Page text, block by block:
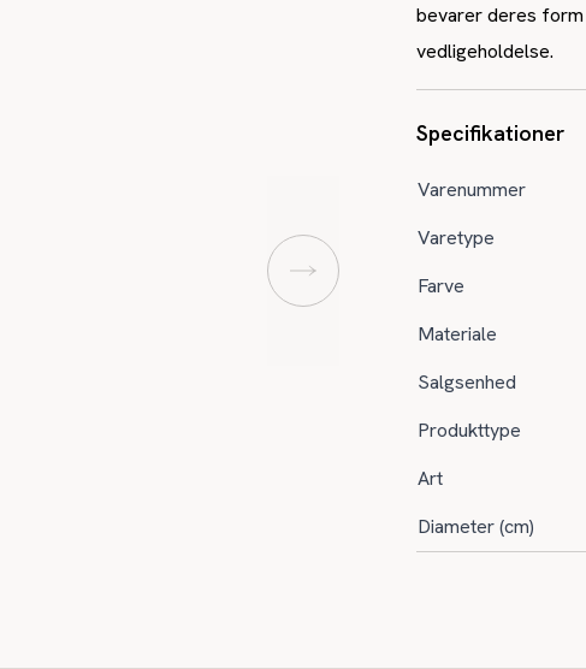
bevarer deres
vedligeholdelse.
Specifikationer
Varenummer
Varetype
Farve
Materiale
Salgsenhed
Produkttype
Art
Diameter (cm)